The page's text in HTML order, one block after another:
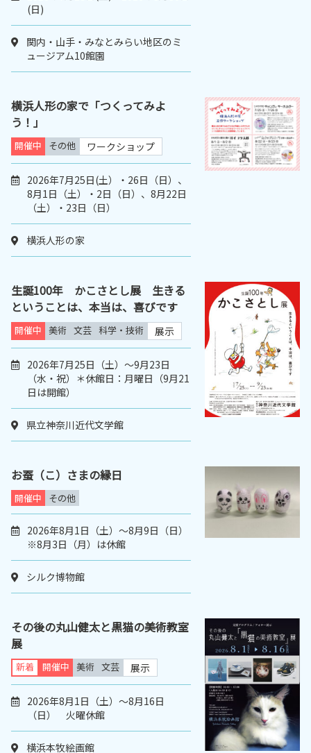
(日)
関内・山手・みなとみらい地区のミ
ュージアム10館園
横浜人形の家で「つくってみよ
う！」
開催中 その他 ワークショップ
2026年7月25日(土）・26日（日）、
8月1日（土）・2日（日）、8月22日
（土）・23日（日）
横浜人形の家
生誕100年 かこさとし展 生きる
ということは、本当は、喜びです
開催中 美術 文芸 科学・技術 展示
2026年7月25日（土）～9月23日
（水・祝）＊休館日：月曜日（9月21
日は開館）
県立神奈川近代文学館
お蚕（こ）さまの縁日
開催中 その他
2026年8月1日（土）～8月9日（日）
※8月3日（月）は休館
シルク博物館
その後の丸山健太と黒猫の美術教室
展
新着 開催中 美術 文芸 展示
2026年8月1日（土）～8月16日
（日） 火曜休館
横浜本牧絵画館